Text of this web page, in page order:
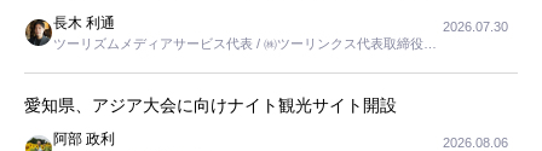
長木 利通
ツーリズムメディアサービス代表 / ㈱ツーリンクス代表取締役社
2026.07.30
愛知県、アジア大会に向けナイト観光サイト開設
阿部 政利 2026.08.06